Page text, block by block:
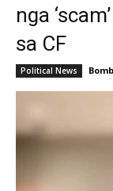
nga
sa CF
Political News